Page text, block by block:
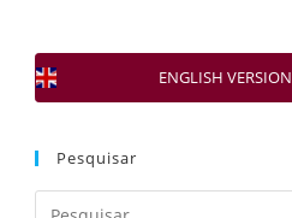
ENGLISH VERSION
Pesquisar